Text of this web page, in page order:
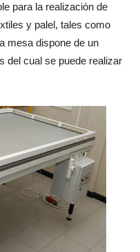
para la realización de
y palel, tales como
mesa dispone de un
del cual se puede realizar